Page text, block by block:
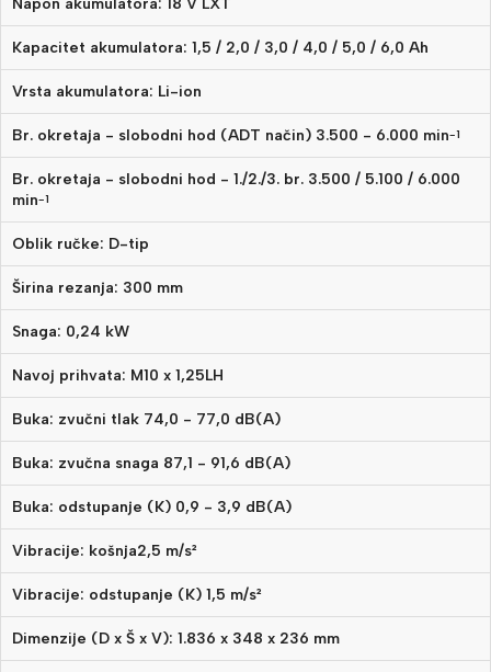
Napon akumulatora: 18 V LXT
Kapacitet akumulatora: 1,5 / 2,0 / 3,0 / 4,0 / 5,0 / 6,0 Ah
Vrsta akumulatora: Li-ion
Br. okretaja - slobodni hod (ADT način) 3.500 - 6.000 min-1
Br. okretaja - slobodni hod - 1./2./3. br. 3.500 / 5.100 / 6.000
min-1
Oblik ručke: D-tip
Širina rezanja: 300 mm
Snaga: 0,24 kW
Navoj prihvata: M10 x 1,25LH
Buka: zvučni tlak 74,0 - 77,0 dB(A)
Buka: zvučna snaga 87,1 - 91,6 dB(A)
Buka: odstupanje (K) 0,9 - 3,9 dB(A)
Vibracije: košnja2,5 m/s²
Vibracije: odstupanje (K) 1,5 m/s²
Dimenzije (D x Š x V): 1.836 x 348 x 236 mm